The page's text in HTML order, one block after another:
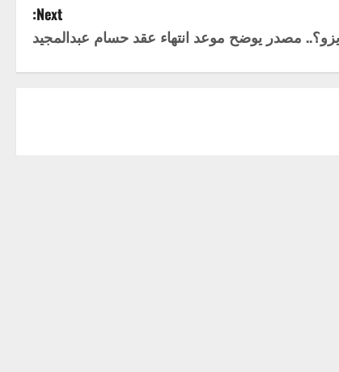
Next:
مصدر يوضح موعد انتهاء عقد حسام عبدالمجيد